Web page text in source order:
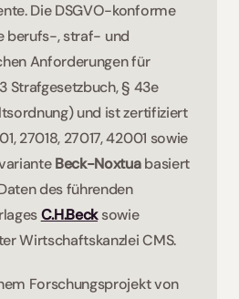
Die DSGVO-konforme
berufs-, straf- und
Anforderungen für
Strafgesetzbuch, § 43e
und ist zertifiziert
27018, 27017, 42001 sowie
Beck-Noxtua basiert
des führenden
C.H.Beck sowie
Wirtschaftskanzlei CMS.
Forschungsprojekt von